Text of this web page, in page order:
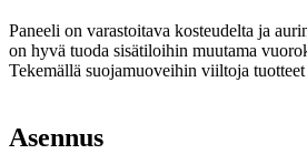
Paneeli on varastoitava kosteudelta ja
on hyvä tuoda sisätiloihin muutama
Tekemällä suojamuoveihin viiltoja
Asennus